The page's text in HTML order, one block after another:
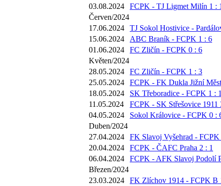
03.08.2024
FCPK - TJ Ligmet Milín 1 :
Červen/2024
17.06.2024
TJ Sokol Hostivice -
15.06.2024
ABC Braník - FCPK 1 : 6
01.06.2024
FC Zličín - FCPK 0 : 6
Květen/2024
28.05.2024
FC Zličín - FCPK 1 : 3
25.05.2024
FCPK - FK Dukla Jižní
18.05.2024
SK Třeboradice - FCPK 1 :
11.05.2024
FCPK - SK Střešovice 1911
04.05.2024
Sokol Královice - FCPK 0 :
Duben/2024
27.04.2024
FK Slavoj Vyšehrad - FCPK
20.04.2024
FCPK - ČAFC Praha 2 : 1
06.04.2024
FCPK - AFK Slavoj Podolí
Březen/2024
23.03.2024
FK Zlíchov 1914 - FCPK B